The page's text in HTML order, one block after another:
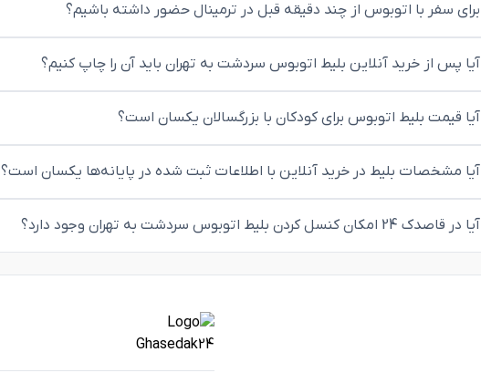
برای سفر با اتوبوس از چند دقیقه قبل در ترمینال حضور داشته باشیم؟
آیا پس از خرید آنلاین بلیط اتوبوس سردشت به تهران باید آن را چاپ کنیم؟
آیا قیمت بلیط اتوبوس برای کودکان با بزرگسالان یکسان است؟
آیا مشخصات بلیط در خرید آنلاین با اطلاعات ثبت شده در پایانه‌ها یکسان است؟
آیا در قاصدک 24 امکان کنسل کردن بلیط اتوبوس سردشت به تهران وجود دارد؟